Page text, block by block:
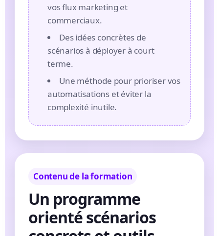
vos flux marketing et
commerciaux.
Des idées concrètes de
scénarios à déployer à court
terme.
Une méthode pour prioriser vos
automatisations et éviter la
complexité inutile.
Contenu de la formation
Un programme
orienté scénarios